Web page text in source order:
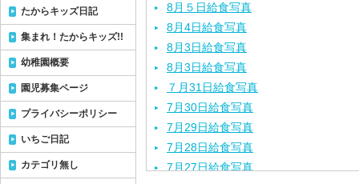
8月５日給食写真
8月4日給食写真
8月3日給食写真
8月3日給食写真
７月31日給食写真
7月30日給食写真
7月29日給食写真
7月28日給食写真
7月27日給食写真
たからキッズ日記
集まれ！たからキッズ!!
幼稚園概要
園児募集ページ
プライバシーポリシー
いちご日記
カテゴリ無し